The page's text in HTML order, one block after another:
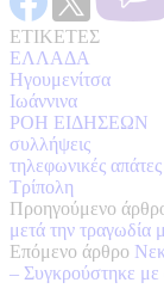
ΕΤΙΚΕΤΕΣ
ΕΛΛΑΔΑ
Ηγουμενίτσα
Ιωάννινα
ΡΟΗ ΕΙΔΗΣΕΩΝ
συλλήψεις
τηλεφωνικές απάτες
Τρίπολη
Προηγούμενο
μετά την τραγωδία
Επόμενο άρθρο
– Συγκρούστηκε με